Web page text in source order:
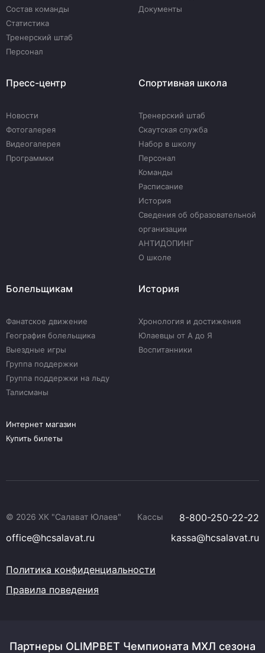
Состав команды
Статистика
Тренерский штаб
Персонал
Документы
Пресс-центр
Новости
Фотогалерея
Видеогалерея
Программки
Спортивная школа
Тренерский штаб
Скаутская служба
Набор в школу
Персонал
Команды
Расписание
История
Сведения об образовательной
организации
АНТИДОПИНГ
О школе
Болельщикам
Фанатское движение
География болельщика
Выездные игры
Группа поддержки
Группа поддержки на льду
Талисманы
История
Хронология и достижения
Юлаевцы от А до Я
Воспитанники
Интернет магазин
Купить билеты
© 2026 ХК "Салават Юлаев" Кассы
8-800-250-22-22
office@hcsalavat.ru
kassa@hcsalavat.ru
Политика конфиденциальности
Правила поведения
Партнеры OLIMPBET Чемпионата МХЛ сезона